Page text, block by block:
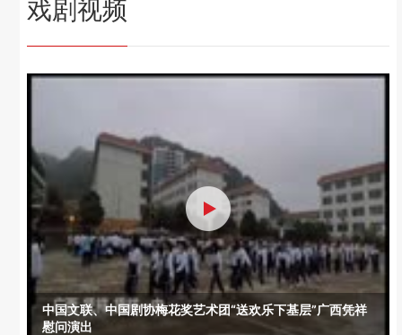
戏剧视频
中国文联、中国剧协梅花奖艺术团“送欢乐下基层”广西凭祥
慰问演出